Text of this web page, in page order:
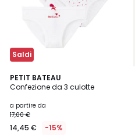
Saldi
PETIT BATEAU
Confezione da 3 culotte
a partire da
17,00 €
14,45 € -15%
4,7
/ 5